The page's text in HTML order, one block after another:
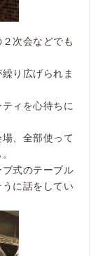
次会などでも
り広げられま
ィを心待ちに
、全部使って
式のテーブル
に話をしてい